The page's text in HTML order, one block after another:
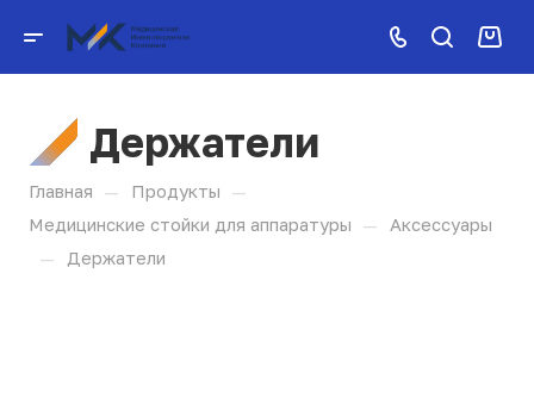
Держатели
Главная — Продукты —
Медицинские стойки для аппаратуры — Аксессуары
— Держатели